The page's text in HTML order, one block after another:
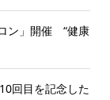
ン」開催 “健康
回目を記念した